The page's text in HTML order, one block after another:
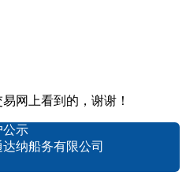
网上看到的，谢谢！
公示
纳船务有限公司